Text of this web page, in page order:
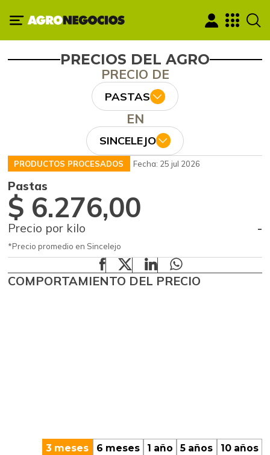
PRECIOS DEL AGRO
PRECIO DE
PASTAS
EN
SINCELEJO
PRODUCTOS PROCESADOS Fecha: 25 jul 2026
Pastas
$ 6.276,00
Precio por kilo -
*Precio promedio en Sincelejo
COMPORTAMIENTO DEL PRECIO
3 meses 6 meses 1 año 5 años 10 años